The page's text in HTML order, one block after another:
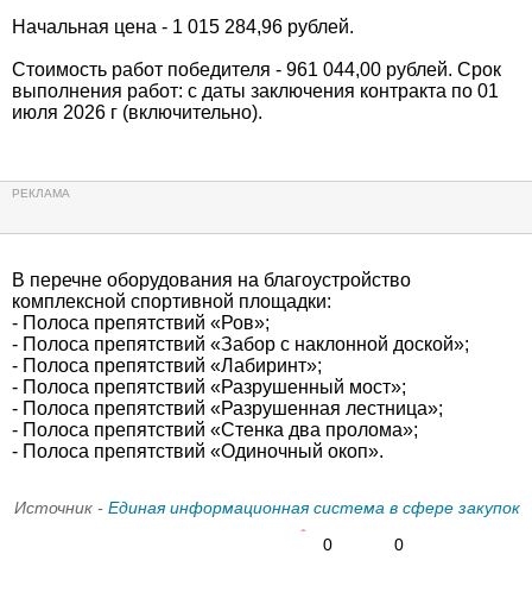
Начальная цена - 1 015 284,96 рублей.
Стоимость работ победителя - 961 044,00 рублей. Срок
выполнения работ: с даты заключения контракта по 01
июля 2026 г (включительно).
В перечне оборудования на благоустройство
комплексной спортивной площадки:
- Полоса препятствий «Ров»;
- Полоса препятствий «Забор с наклонной доской»;
- Полоса препятствий «Лабиринт»;
- Полоса препятствий «Разрушенный мост»;
- Полоса препятствий «Разрушенная лестница»;
- Полоса препятствий «Стенка два пролома»;
- Полоса препятствий «Одиночный окоп».
Источник - Единая информационная система в сфере закупок
0
0